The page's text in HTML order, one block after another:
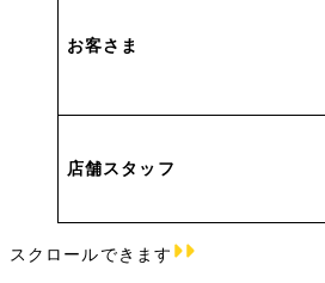
お客さま
店舗スタッフ
スクロールできます